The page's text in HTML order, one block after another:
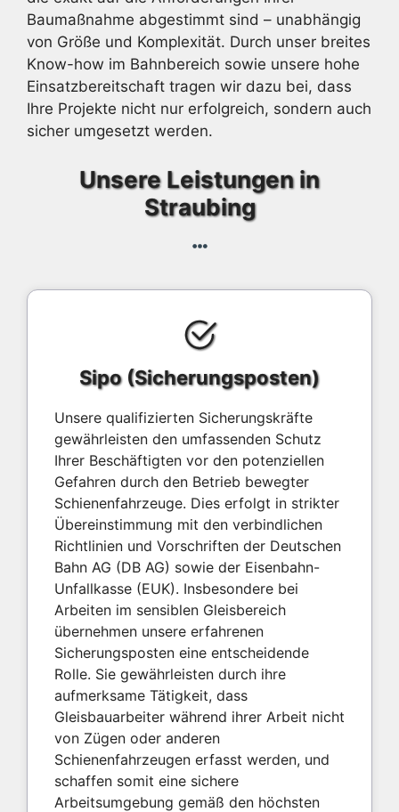
Baumaßnahme abgestimmt sind – unabhängig
von Größe und Komplexität. Durch unser breites
Know-how im Bahnbereich sowie unsere hohe
Einsatzbereitschaft tragen wir dazu bei, dass
Ihre Projekte nicht nur erfolgreich, sondern auch
sicher umgesetzt werden.
Unsere Leistungen in
Straubing
Sipo (Sicherungsposten)
Unsere qualifizierten Sicherungskräfte
gewährleisten den umfassenden Schutz
Ihrer Beschäftigten vor den potenziellen
Gefahren durch den Betrieb bewegter
Schienenfahrzeuge. Dies erfolgt in strikter
Übereinstimmung mit den verbindlichen
Richtlinien und Vorschriften der Deutschen
Bahn AG (DB AG) sowie der Eisenbahn-
Unfallkasse (EUK). Insbesondere bei
Arbeiten im sensiblen Gleisbereich
übernehmen unsere erfahrenen
Sicherungsposten eine entscheidende
Rolle. Sie gewährleisten durch ihre
aufmerksame Tätigkeit, dass
Gleisbauarbeiter während ihrer Arbeit nicht
von Zügen oder anderen
Schienenfahrzeugen erfasst werden, und
schaffen somit eine sichere
Arbeitsumgebung gemäß den höchsten